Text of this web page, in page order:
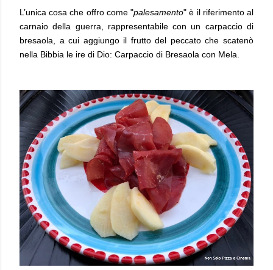
L’unica cosa che offro come "palesamento" è il riferimento al
carnaio della guerra, rappresentabile con un carpaccio di
bresaola, a cui aggiungo il frutto del peccato che scatenò
nella Bibbia le ire di Dio: Carpaccio di Bresaola con Mela.